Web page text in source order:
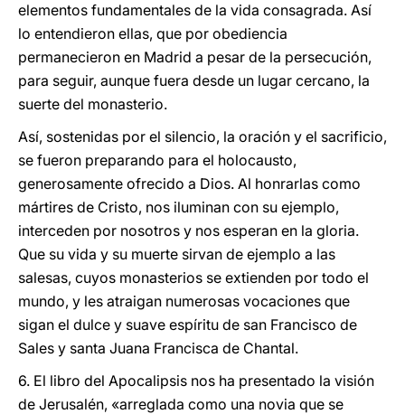
elementos fundamentales de la vida consagrada. Así
lo entendieron ellas, que por obediencia
permanecieron en Madrid a pesar de la persecución,
para seguir, aunque fuera desde un lugar cercano, la
suerte del monasterio.
Así, sostenidas por el silencio, la oración y el sacrificio,
se fueron preparando para el holocausto,
generosamente ofrecido a Dios. Al honrarlas como
mártires de Cristo, nos iluminan con su ejemplo,
interceden por nosotros y nos esperan en la gloria.
Que su vida y su muerte sirvan de ejemplo a las
salesas, cuyos monasterios se extienden por todo el
mundo, y les atraigan numerosas vocaciones que
sigan el dulce y suave espíritu de san Francisco de
Sales y santa Juana Francisca de Chantal.
6. El libro del Apocalipsis nos ha presentado la visión
de Jerusalén, «arreglada como una novia que se